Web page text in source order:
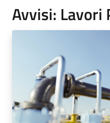
Avvisi: Lavori